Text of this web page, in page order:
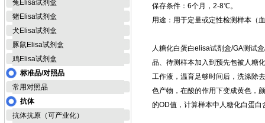
兔Elisa试剂盒
猪Elisa试剂盒
犬Elisa试剂盒
豚鼠Elisa试剂盒
鸡Elisa试剂盒
标准品/对照品
常用对照品
抗体
抗体抗原（可产业化）
保存条件：6个月，2-8℃。
用途：用于定量或定性检测样本（
人糖化白蛋白elisa试剂盒/GA测试
品、待测样本加入到预先包被人糖
工作液，温育足够时间后，洗涤除
色产物，在酸的作用下变成黄色，
的OD值，计算样本中人糖化白蛋白